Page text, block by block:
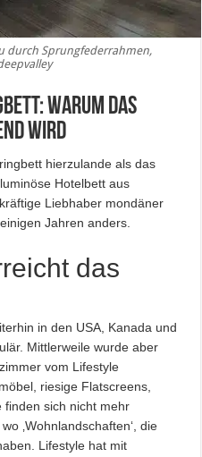
durch Sprungfederrahmen,
Warum das
wird
hierzulande als das
Hotelbett aus
Liebhaber mondäner
Jahren anders.
das
in den USA, Kanada und
Mittlerweile wurde aber
vom Lifestyle
riesige Flatscreens,
finden sich nicht mehr
‚Wohnlandschaften‘, die
Lifestyle hat mit